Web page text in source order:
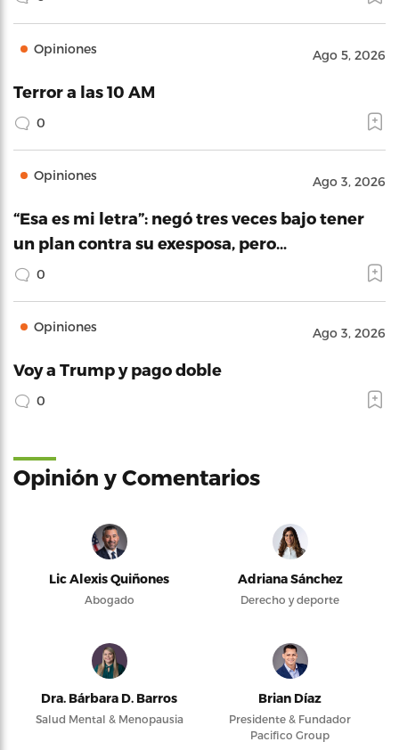
Opiniones Ago 5, 2026
Terror a las 10 AM
0
Opiniones Ago 3, 2026
“Esa es mi letra”: negó tres veces bajo tener
un plan contra su exesposa, pero…
0
Opiniones Ago 3, 2026
Voy a Trump y pago doble
0
Opinión y Comentarios
Lic Alexis Quiñones
Abogado
Adriana Sánchez
Derecho y deporte
Dra. Bárbara D. Barros
Salud Mental & Menopausia
Brian Díaz
Presidente & Fundador
Pacifico Group